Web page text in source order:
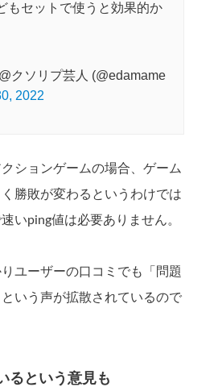
もセットで使うと効果的か
クソリプ芸人 (@edamame
2022
ションゲームの場合、ゲーム
勝敗が変わるというわけでは
いping値は必要ありません。
ユーザーの口コミでも「問題
いう声が拡散されているので
るという意見も